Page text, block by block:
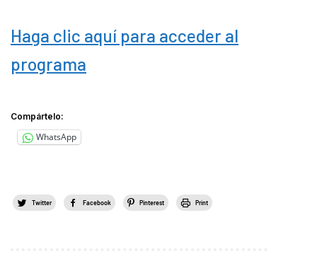
Haga clic aquí para acceder al
programa
Compártelo:
WhatsApp
Twitter Facebook Pinterest Print